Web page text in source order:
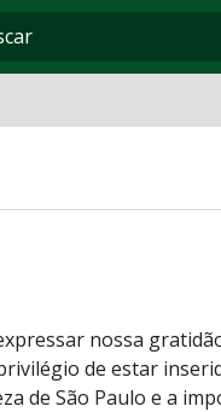
nossa
de estar
de São Paulo e a